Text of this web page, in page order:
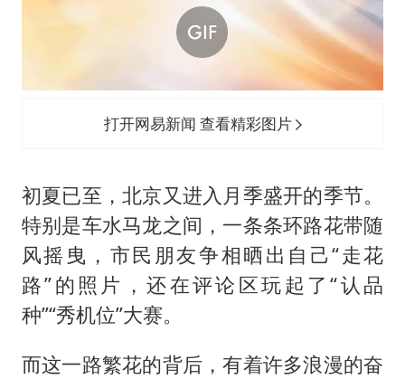
酒店回应车内过夜被收150元
杭州全市有序停课
乐享全民健身 共筑健康中国
打开网易新闻 查看精彩图片
初夏已至，北京又进入月季盛开的季节。
特别是车水马龙之间，一条条环路花带随
风摇曳，市民朋友争相晒出自己“走花
路”的照片，还在评论区玩起了“认品
种”“秀机位”大赛。
而这一路繁花的背后，有着许多浪漫的奋